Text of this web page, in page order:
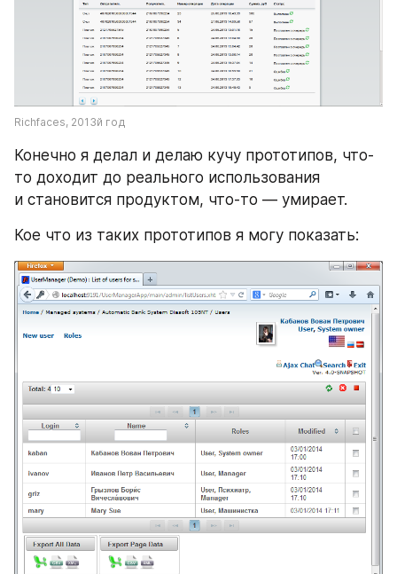
Richfaces, 2013й год
Конечно я делал и делаю кучу прототипов, что-
то доходит до реального использования
и становится продуктом, что-то — умирает.
Кое что из таких прототипов я могу показать: